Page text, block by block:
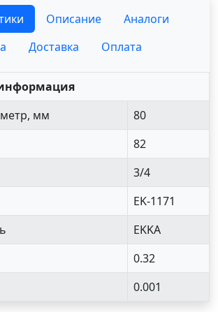
Описание
Аналоги
Доставка Оплата
мм
80
82
3/4
EK-1171
EKKA
0.32
0.001